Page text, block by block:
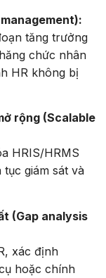
tăng trưởng
chức nhân
HR không bị
rộng (Scalable
HRIS/HRMS
giám sát và
(Gap analysis
xác định
hoặc chính